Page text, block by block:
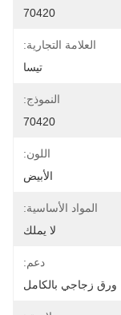
70420
العلامة التجارية:
تيسا
النموذج:
70420
اللون:
الأبيض
المواد الأساسية:
لا يملك
دعم:
ورق زجاجي بالكامل